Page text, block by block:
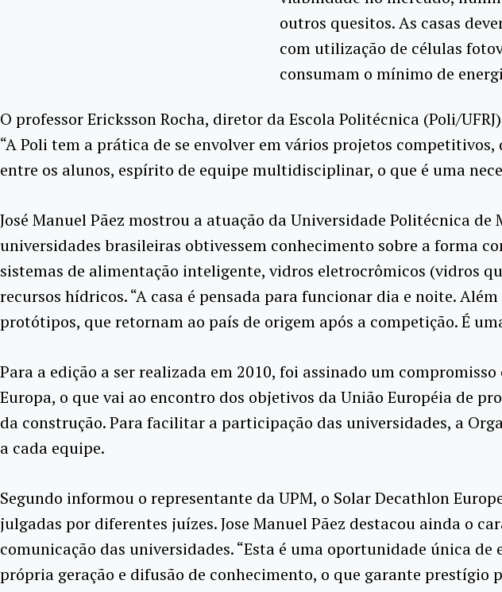
outros quesitos. As casas
com utilização de células
consumam o mínimo de
O professor Ericksson Rocha, diretor da Escola Politécnica (Poli/
“A Poli tem a prática de se envolver em vários projetos
entre os alunos, espírito de equipe multidisciplinar, o que é uma
José Manuel Pãez mostrou a atuação da Universidade Politécnica
universidades brasileiras obtivessem conhecimento sobre a forma
sistemas de alimentação inteligente, vidros eletrocrômicos (vidros
recursos hídricos. “A casa é pensada para funcionar dia e noite.
protótipos, que retornam ao país de origem após a competição. É
Para a edição a ser realizada em 2010, foi assinado um
Europa, o que vai ao encontro dos objetivos da União Européia de
da construção. Para facilitar a participação das universidades, a
a cada equipe.
Segundo informou o representante da UPM, o Solar Decathlon
julgadas por diferentes juízes. Jose Manuel Pãez destacou ainda o
comunicação das universidades. “Esta é uma oportunidade única
própria geração e difusão de conhecimento, o que garante prestígio